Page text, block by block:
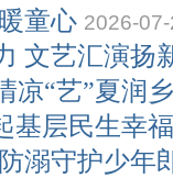
童心 2026-
文艺汇演扬
凉“艺”夏润
基层民生幸福
溺守护少年